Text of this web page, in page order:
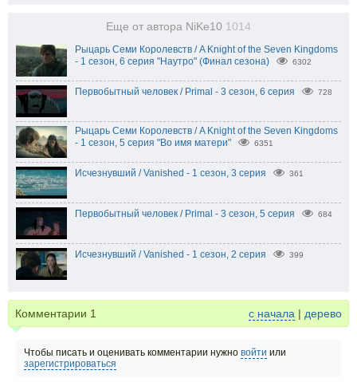
Еще от автора NiKe10 1014
Рыцарь Семи Королевств / A Knight of the Seven Kingdoms
- 1 сезон, 6 серия "Наутро" (Финал сезона)
6302
Первобытный человек / Primal - 3 сезон, 6 серия 728
Рыцарь Семи Королевств / A Knight of the Seven Kingdoms
- 1 сезон, 5 серия "Во имя матери"
6351
Исчезнувший / Vanished - 1 сезон, 3 серия 361
Первобытный человек / Primal - 3 сезон, 5 серия 684
Исчезнувший / Vanished - 1 сезон, 2 серия 399
Комментарии 1 с начала | дерево
Чтобы писать и оценивать комментарии нужно войти или
зарегистрироваться